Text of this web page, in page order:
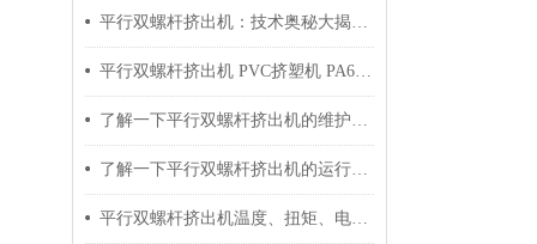
平行双螺杆挤出机：技术奥秘大揭秘！
平行双螺杆挤出机 PVC挤塑机 PA6+玻纤挤出造粒机技术参数
了解一下平行双螺杆挤出机的维护保养方法吧
了解一下平行双螺杆挤出机的运行过程吧
平行双螺杆挤出机温度、扭矩、电流控制要点